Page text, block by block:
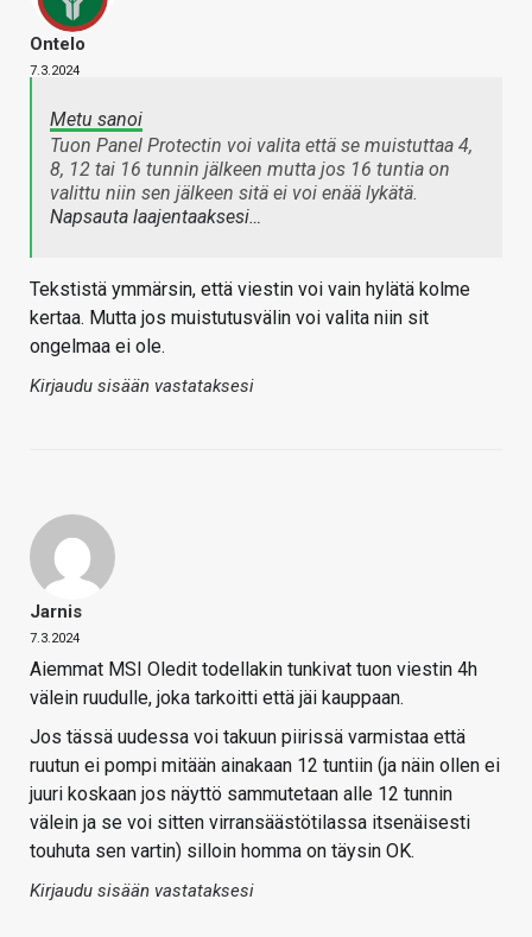
Ontelo
7.3.2024
Metu sanoi
Tuon Panel Protectin voi valita että se muistuttaa 4,
8, 12 tai 16 tunnin jälkeen mutta jos 16 tuntia on
valittu niin sen jälkeen sitä ei voi enää lykätä.
Napsauta laajentaaksesi…
Tekstistä ymmärsin, että viestin voi vain hylätä kolme
kertaa. Mutta jos muistutusvälin voi valita niin sit
ongelmaa ei ole.
Kirjaudu sisään vastataksesi
Jarnis
7.3.2024
Aiemmat MSI Oledit todellakin tunkivat tuon viestin 4h
välein ruudulle, joka tarkoitti että jäi kauppaan.
Jos tässä uudessa voi takuun piirissä varmistaa että
ruutun ei pompi mitään ainakaan 12 tuntiin (ja näin ollen ei
juuri koskaan jos näyttö sammutetaan alle 12 tunnin
välein ja se voi sitten virransäästötilassa itsenäisesti
touhuta sen vartin) silloin homma on täysin OK.
Kirjaudu sisään vastataksesi